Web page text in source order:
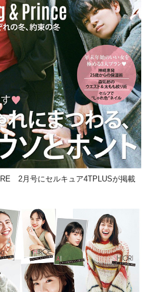
2月号にセルキュア4TPLUSが掲載